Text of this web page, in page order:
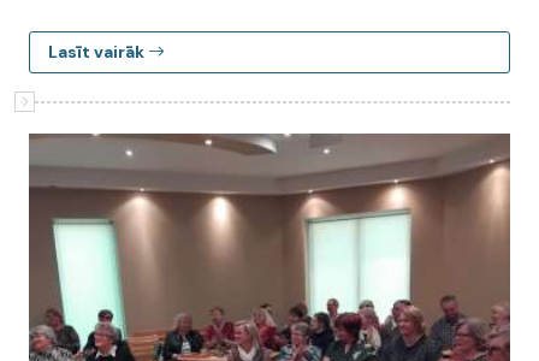
Lasīt vairāk